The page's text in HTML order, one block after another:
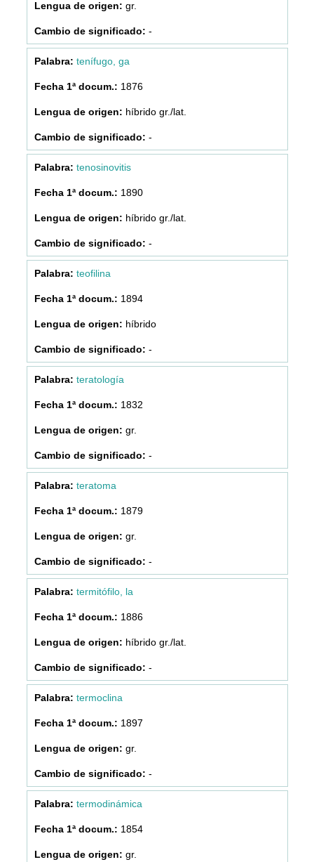
gr.
-
tenífugo, ga
1876
híbrido gr./lat.
-
tenosinovitis
1890
híbrido gr./lat.
-
teofilina
1894
híbrido
-
teratología
1832
gr.
-
teratoma
1879
gr.
-
termitófilo, la
1886
híbrido gr./lat.
-
termoclina
1897
gr.
-
termodinámica
1854
gr.